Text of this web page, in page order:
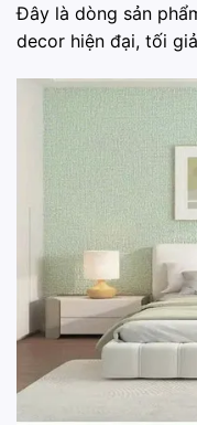
Đây là dòng sản
decor hiện đại, tối